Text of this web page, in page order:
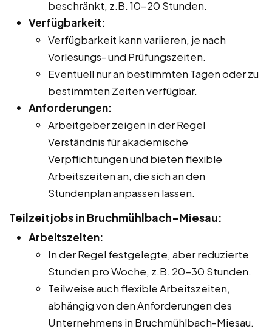
beschränkt, z.B. 10-20 Stunden.
Verfügbarkeit:
Verfügbarkeit kann variieren, je nach
Vorlesungs- und Prüfungszeiten.
Eventuell nur an bestimmten Tagen oder zu
bestimmten Zeiten verfügbar.
Anforderungen:
Arbeitgeber zeigen in der Regel
Verständnis für akademische
Verpflichtungen und bieten flexible
Arbeitszeiten an, die sich an den
Stundenplan anpassen lassen.
Teilzeitjobs in Bruchmühlbach-Miesau:
Arbeitszeiten:
In der Regel festgelegte, aber reduzierte
Stunden pro Woche, z.B. 20-30 Stunden.
Teilweise auch flexible Arbeitszeiten,
abhängig von den Anforderungen des
Unternehmens in Bruchmühlbach-Miesau.